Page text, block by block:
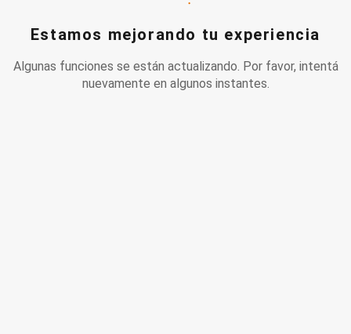
Estamos mejorando tu experiencia
Algunas funciones se están actualizando. Por favor, intentá
nuevamente en algunos instantes.